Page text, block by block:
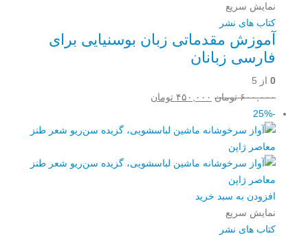
نمایش سریع
کتاب های نشر
آموزش مقدماتی زبان بوسنیایی برای
فارسی زبانان
0 از 5
۶۰۰,۰۰۰ تومان قیمت
۶۰۰,۰۰۰ تومان
۴۵۰,۰۰۰ تومان
۴۵۰,۰۰۰ تومان.
-25%
افزودن به سبد خرید
نمایش سریع
کتاب های نشر